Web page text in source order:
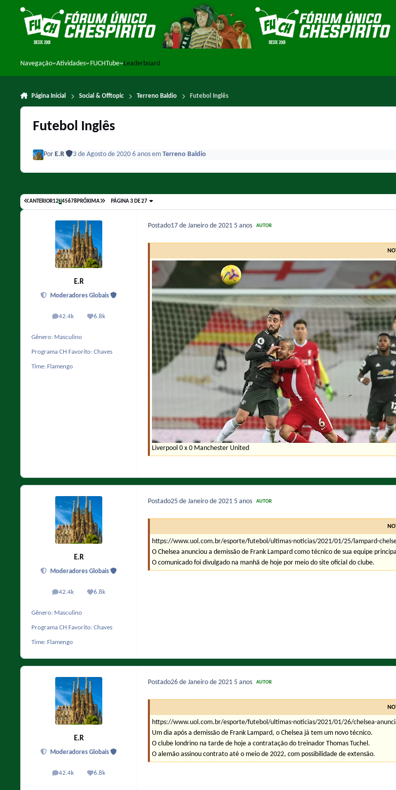
Ir para conteúdo
Navegação Atividades FUCHTube Leaderboard
Página Inicial Social & Offtopic Terreno Baldio Futebol Inglês
Futebol Inglês
Por E.R 3 de Agosto de 2020 6 anos em Terreno Baldio
ANTERIOR12345678PRÓXIMA PÁGINA 3 DE 27
E.R
Moderadores Globais
42.4k
posts 6.8k
Reputação
Gênero: Masculino
Programa CH Favorito: Chaves
Time: Flamengo
Postado17 de Janeiro de 2021 5 anos AUTOR
Liverpool 0 x 0 Manchester United
E.R
Moderadores Globais
42.4k
posts 6.8k
Reputação
Gênero: Masculino
Programa CH Favorito: Chaves
Time: Flamengo
Postado25 de Janeiro de 2021 5 anos AUTOR
https://www.uol.com.br/esporte/futebol/ultimas-noticias/2021/01/25/lampard-
O Chelsea anunciou a demissão de Frank Lampard como técnico de sua equipe
O comunicado foi divulgado na manhã de hoje por meio do site oficial do clube.
E.R
Moderadores Globais
42.4k
posts 6.8k
Reputação
Postado26 de Janeiro de 2021 5 anos AUTOR
https://www.uol.com.br/esporte/futebol/ultimas-noticias/2021/01/26/chelsea-
Um dia após a demissão de Frank Lampard, o Chelsea já tem um novo técnico.
O clube londrino na tarde de hoje a contratação do treinador Thomas Tuchel.
O alemão assinou contrato até o meio de 2022, com possibilidade de extensão.